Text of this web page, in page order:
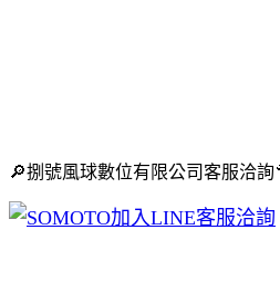
🔎捌號風球數位有限公司客服洽